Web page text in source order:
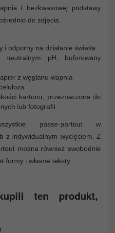
i bezkwasowej podstawy
do zdjęcia.
i odporny na działanie światła
neutralnym pH, buforowany
z węglanu wapnia
kartonu, przeznaczona do
lub fotografii
passe-partout w
z indywidualnym wycięciem. Z
można również swobodnie
formy i własne teksty.
ten produkt,